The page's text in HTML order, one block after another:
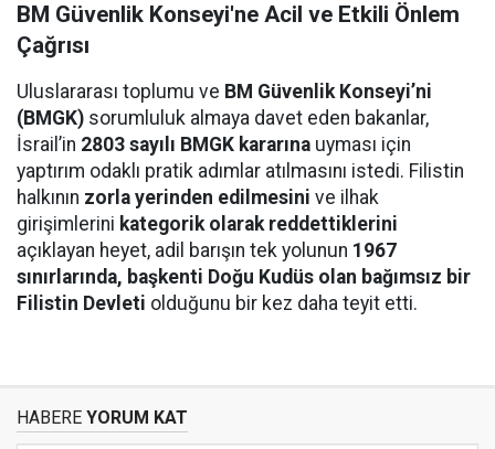
BM Güvenlik Konseyi'ne Acil ve Etkili Önlem
Çağrısı
Uluslararası toplumu ve BM Güvenlik Konseyi’ni
(BMGK) sorumluluk almaya davet eden bakanlar,
İsrail’in 2803 sayılı BMGK kararına uyması için
yaptırım odaklı pratik adımlar atılmasını istedi. Filistin
halkının zorla yerinden edilmesini ve ilhak
girişimlerini kategorik olarak reddettiklerini
açıklayan heyet, adil barışın tek yolunun 1967
sınırlarında, başkenti Doğu Kudüs olan bağımsız bir
Filistin Devleti olduğunu bir kez daha teyit etti.
HABERE YORUM KAT